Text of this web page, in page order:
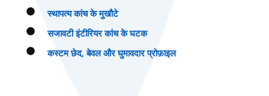
स्थापत्य कांच के मुखौटे
सजावटी इंटीरियर कांच के घटक
कस्टम छेद, बेवल और घुमावदार प्रोफ़ाइल